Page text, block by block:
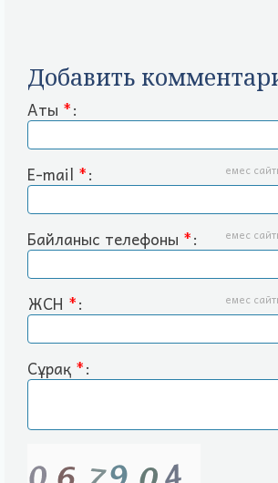
Добавить
Аты *:
E-mail *: емес
Байланыс телефоны *: емес
ЖСН *: емес
Сұрақ *: